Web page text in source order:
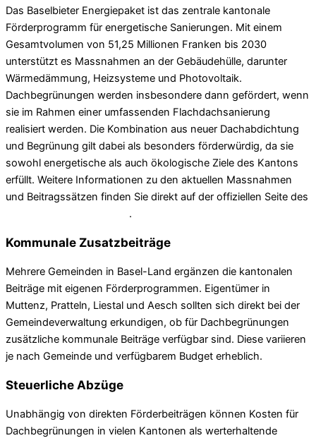
Das Baselbieter Energiepaket ist das zentrale kantonale
Förderprogramm für energetische Sanierungen. Mit einem
Gesamtvolumen von 51,25 Millionen Franken bis 2030
unterstützt es Massnahmen an der Gebäudehülle, darunter
Wärmedämmung, Heizsysteme und Photovoltaik.
Dachbegrünungen werden insbesondere dann gefördert, wenn
sie im Rahmen einer umfassenden Flachdachsanierung
realisiert werden. Die Kombination aus neuer Dachabdichtung
und Begrünung gilt dabei als besonders förderwürdig, da sie
sowohl energetische als auch ökologische Ziele des Kantons
erfüllt. Weitere Informationen zu den aktuellen Massnahmen
und Beitragssätzen finden Sie direkt auf der offiziellen Seite des
.
Kommunale Zusatzbeiträge
Mehrere Gemeinden in Basel-Land ergänzen die kantonalen
Beiträge mit eigenen Förderprogrammen. Eigentümer in
Muttenz, Pratteln, Liestal und Aesch sollten sich direkt bei der
Gemeindeverwaltung erkundigen, ob für Dachbegrünungen
zusätzliche kommunale Beiträge verfügbar sind. Diese variieren
je nach Gemeinde und verfügbarem Budget erheblich.
Steuerliche Abzüge
Unabhängig von direkten Förderbeiträgen können Kosten für
Dachbegrünungen in vielen Kantonen als werterhaltende